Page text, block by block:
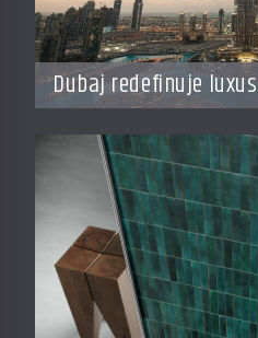
Dubaj redefinuje
miliardy dnes
resorty budoucnosti